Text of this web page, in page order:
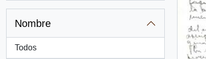
Nombre
Todos